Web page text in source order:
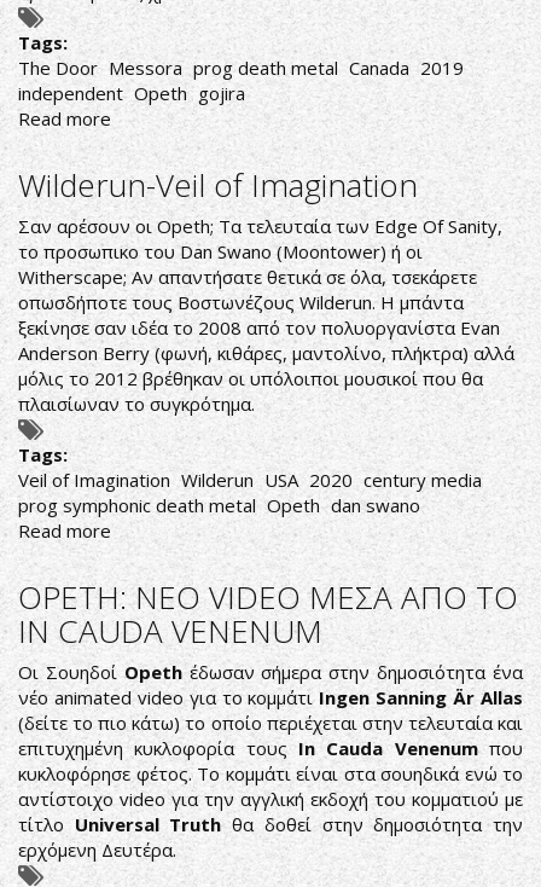
Tags:
The Door Messora prog death metal Canada 2019
independent Opeth gojira
Read more about
Messora-
The
Door
Wilderun-Veil of Imagination
Σαν αρέσουν οι Opeth; Τα τελευταία των Edge Of Sanity,
το προσωπικο του Dan Swano (Moontower) ή οι
Witherscape; Αν απαντήσατε θετικά σε όλα, τσεκάρετε
οπωσδήποτε τους Βοστωνέζους Wilderun. Η μπάντα
ξεκίνησε σαν ιδέα το 2008 από τον πολυοργανίστα Evan
Anderson Berry (φωνή, κιθάρες, μαντολίνο, πλήκτρα) αλλά
μόλις το 2012 βρέθηκαν οι υπόλοιποι μουσικοί που θα
πλαισίωναν το συγκρότημα.
Tags:
Veil of Imagination Wilderun USA 2020 century media
prog symphonic death metal Opeth dan swano
Read more about
Wilderun-
Veil
of
Imagination
OPETH: ΝΕΟ VIDEO ΜΕΣΑ ΑΠΟ ΤΟ
IN CAUDA VENENUM
Οι ΣουηδοίOpethέδωσαν σήμερα στην δημοσιότητα ένα
νέο animated video για το κομμάτιIngen Sanning Är Allas
(δείτε το πιο κάτω) το οποίο περιέχεται στην τελευταία και
επιτυχημένη κυκλοφορία τουςIn Cauda Venenumπου
κυκλοφόρησε φέτος. Το κομμάτι είναι στα σουηδικά ενώ το
αντίστοιχο video για την αγγλική εκδοχή του κομματιού με
τίτλο Universal Truthθα δοθεί στην δημοσιότητα την
ερχόμενη Δευτέρα.